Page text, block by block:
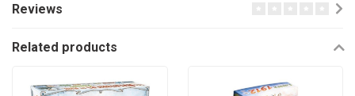
Reviews
Related products